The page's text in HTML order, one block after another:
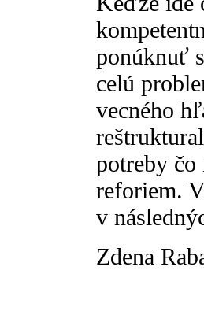
ponúknuť
celú
vecného
potreby čo
reforiem.
v
Zdena